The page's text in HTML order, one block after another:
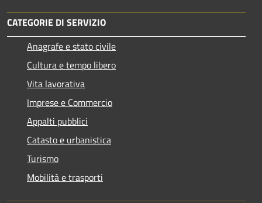
CATEGORIE DI SERVIZIO
Anagrafe e stato civile
Cultura e tempo libero
Vita lavorativa
Imprese e Commercio
Appalti pubblici
Catasto e urbanistica
Turismo
Mobilità e trasporti